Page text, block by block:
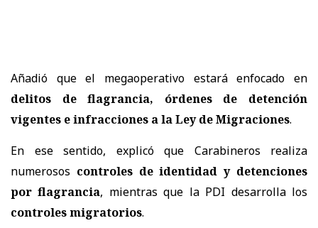
Añadió que el megaoperativo estará enfocado en
delitos de flagrancia, órdenes de detención
vigentes e infracciones a la Ley de Migraciones.
En ese sentido, explicó que Carabineros realiza
numerosos controles de identidad y detenciones
por flagrancia, mientras que la PDI desarrolla los
controles migratorios.